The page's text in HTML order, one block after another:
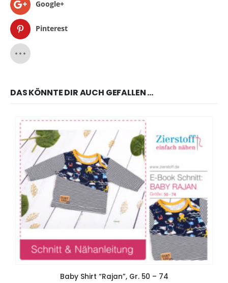
Google+
Pinterest
DAS KÖNNTE DIR AUCH GEFALLEN …
Baby Shirt “Rajan”, Gr. 50 – 74